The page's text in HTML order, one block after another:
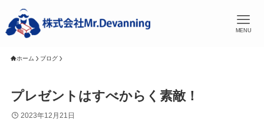
MENU
ホーム ブログ
プレゼントはすべからく素敵！
2023年12月21日